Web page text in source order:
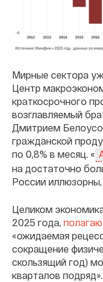
Мирные сектора
Центр
краткосрочного
возглавляемый
Дмитрием
гражданской
по 0,8% в месяц. «
на достаточно
России
Целиком
2025 года,
«ожидаемая
сокращение
скользящий год)
кварталов